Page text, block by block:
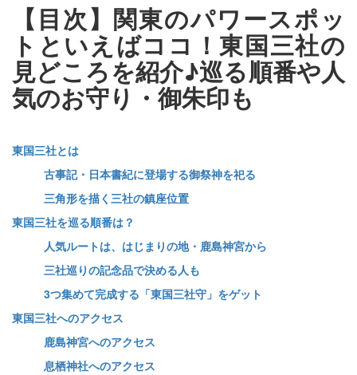
【目次】関東のパワースポッ
トといえばココ！東国三社の
見どころを紹介♪巡る順番や人
気のお守り・御朱印も
東国三社とは
古事記・日本書紀に登場する御祭神を祀る
三角形を描く三社の鎮座位置
東国三社を巡る順番は？
人気ルートは、はじまりの地・鹿島神宮から
三社巡りの記念品で決める人も
3つ集めて完成する「東国三社守」をゲット
東国三社へのアクセス
鹿島神宮へのアクセス
息栖神社へのアクセス